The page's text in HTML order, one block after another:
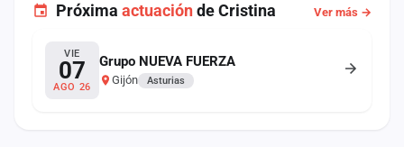
Próxima actuaciónde Cristina Ver más →
VIE
07
AGO 26
Grupo NUEVA FUERZA
Gijón Asturias